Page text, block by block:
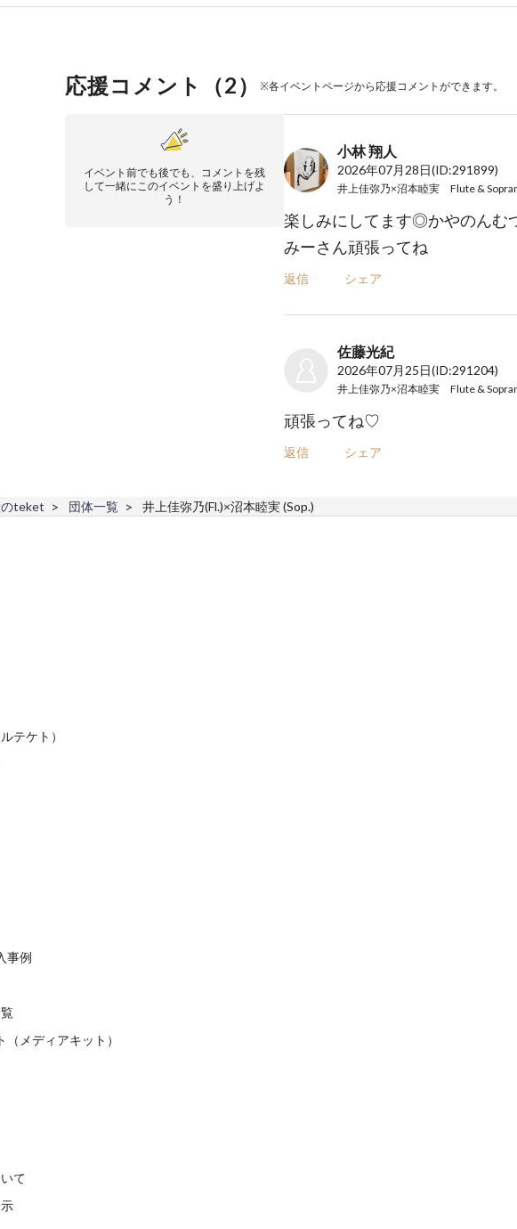
応援コメント（2） ※各イベントページから応援コメントができます。
イベント前でも後でも、コメントを残
して一緒にこのイベントを盛り上げよ
う！
小林 翔人
2026年07月28日(ID:291899)
楽しみにしてます◎かやのんむ
みーさん頑張ってね
返信 シェア
佐藤光紀
2026年07月25日(ID:291204)
頑張ってね♡
返信 シェア
のteket 団体一覧 井上佳弥乃(Fl.)×沼本睦実 (Sop.)
テケト）
事例
メディアキット）
て